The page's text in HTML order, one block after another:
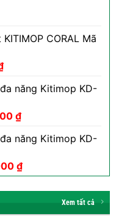
₫.
CORAL Mã
Giá
tại
189.000 ₫.
năng Kitimop KD-
₫Giá
tại
2.650.000 ₫.
năng Kitimop KD-
₫Giá
hiện
tại
Xem tất cả